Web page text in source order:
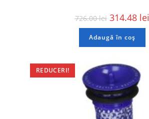
726.00lei 314.48 lei
Adaugă în coș
REDUCERI!